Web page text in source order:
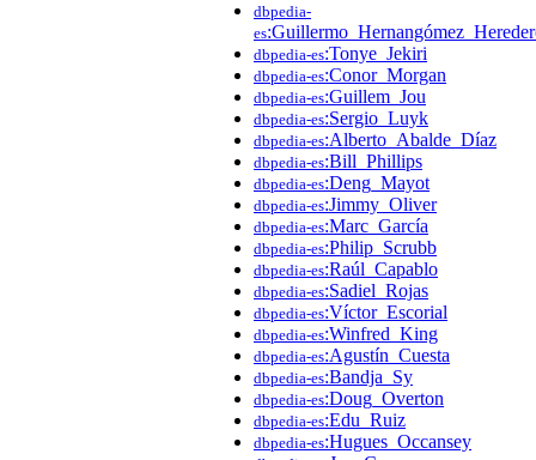
dbpedia-
es
dbpedia-es:Tonye_Jekiri
dbpedia-es:Conor_Morgan
dbpedia-es:Guillem_Jou
dbpedia-es:Sergio_Luyk
dbpedia-es:Alberto_Abalde_Díaz
dbpedia-es:Bill_Phillips
dbpedia-es:Deng_Mayot
dbpedia-es:Jimmy_Oliver
dbpedia-es:Marc_García
dbpedia-es:Philip_Scrubb
dbpedia-es:Raúl_Capablo
dbpedia-es:Sadiel_Rojas
dbpedia-es:Víctor_Escorial
dbpedia-es:Winfred_King
dbpedia-es:Agustín_Cuesta
dbpedia-es:Bandja_Sy
dbpedia-es:Doug_Overton
dbpedia-es:Edu_Ruiz
dbpedia-es:Hugues_Occansey